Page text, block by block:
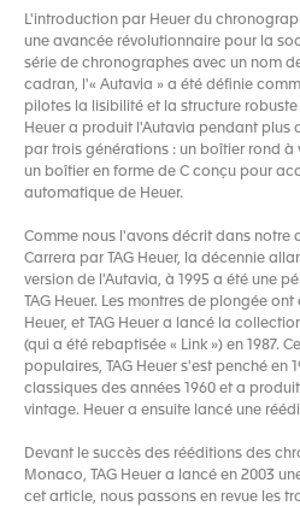
L'introduction par Heuer du
une avancée révolutionnaire pour la
série de chronographes avec un nom
cadran, l'« Autavia » a été définie
pilotes la lisibilité et la structure
Heuer a produit l'Autavia pendant plus
par trois générations : un boîtier rond à
un boîtier en forme de C conçu pour
automatique de Heuer.
Comme nous l'avons décrit dans notre
Carrera par TAG Heuer, la décennie
version de l'Autavia, à 1995 a été une
TAG Heuer. Les montres de plongée
Heuer, et TAG Heuer a lancé la
(qui a été rebaptisée « Link ») en 1987.
populaires, TAG Heuer s'est penché en
classiques des années 1960 et a
vintage. Heuer a ensuite lancé une
Devant le succès des rééditions des
Monaco, TAG Heuer a lancé en 2003
cet article, nous passons en revue les